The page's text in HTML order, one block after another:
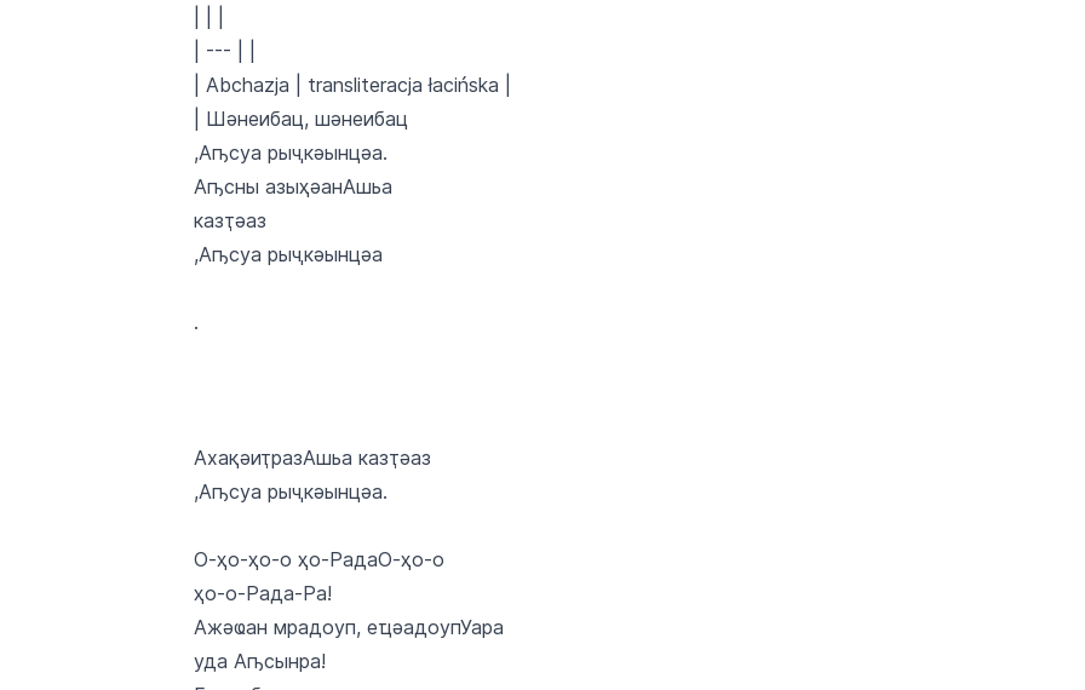
| --- | |
Abchazja | transliteracja łacińska |
| Шәнеибац, шәнеибац
,Аҧсуа рыҷкәынцәа.
Аҧсны азыҳәанАшьа
казҭәаз
,Аҧсуа рыҷкәынцәа
.
АхақәиҭразАшьа казҭәаз
,Аҧсуа рыҷкәынцәа.
О-ҳо-ҳо-о ҳо-РадаО-ҳо-о
ҳо-о-Рада-Ра!
Ажәҩан мрадоуп, еҵәадоупУара
уда Аҧсынра!